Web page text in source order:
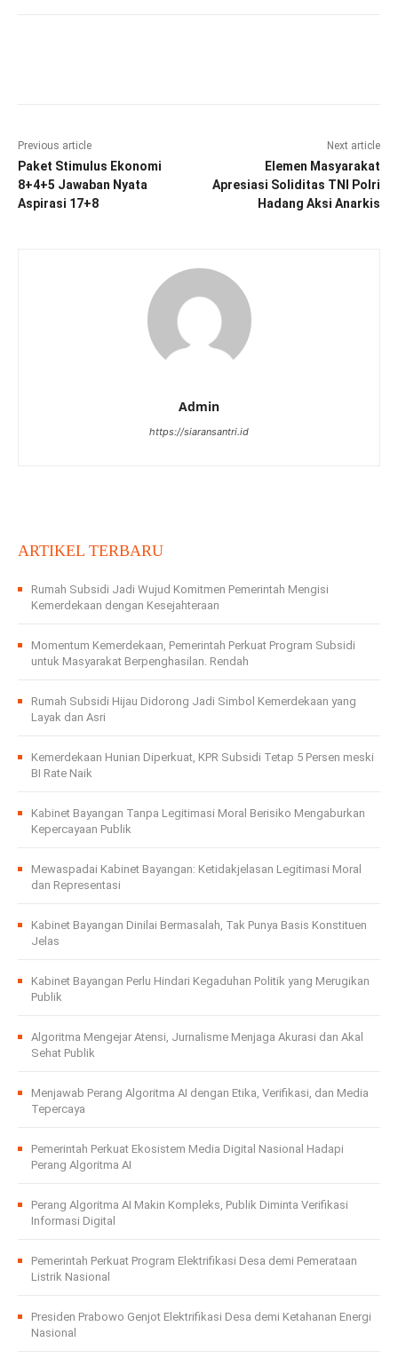
Previous article
Paket Stimulus Ekonomi
8+4+5 Jawaban Nyata
Aspirasi 17+8
Next article
Elemen Masyarakat
Apresiasi Soliditas TNI Polri
Hadang Aksi Anarkis
Admin
https://siaransantri.id
ARTIKEL TERBARU
Rumah Subsidi Jadi Wujud Komitmen Pemerintah Mengisi
Kemerdekaan dengan Kesejahteraan
Momentum Kemerdekaan, Pemerintah Perkuat Program Subsidi
untuk Masyarakat Berpenghasilan. Rendah
Rumah Subsidi Hijau Didorong Jadi Simbol Kemerdekaan yang
Layak dan Asri
Kemerdekaan Hunian Diperkuat, KPR Subsidi Tetap 5 Persen meski
BI Rate Naik
Kabinet Bayangan Tanpa Legitimasi Moral Berisiko Mengaburkan
Kepercayaan Publik
Mewaspadai Kabinet Bayangan: Ketidakjelasan Legitimasi Moral
dan Representasi
Kabinet Bayangan Dinilai Bermasalah, Tak Punya Basis Konstituen
Jelas
Kabinet Bayangan Perlu Hindari Kegaduhan Politik yang Merugikan
Publik
Algoritma Mengejar Atensi, Jurnalisme Menjaga Akurasi dan Akal
Sehat Publik
Menjawab Perang Algoritma AI dengan Etika, Verifikasi, dan Media
Tepercaya
Pemerintah Perkuat Ekosistem Media Digital Nasional Hadapi
Perang Algoritma AI
Perang Algoritma AI Makin Kompleks, Publik Diminta Verifikasi
Informasi Digital
Pemerintah Perkuat Program Elektrifikasi Desa demi Pemerataan
Listrik Nasional
Presiden Prabowo Genjot Elektrifikasi Desa demi Ketahanan Energi
Nasional